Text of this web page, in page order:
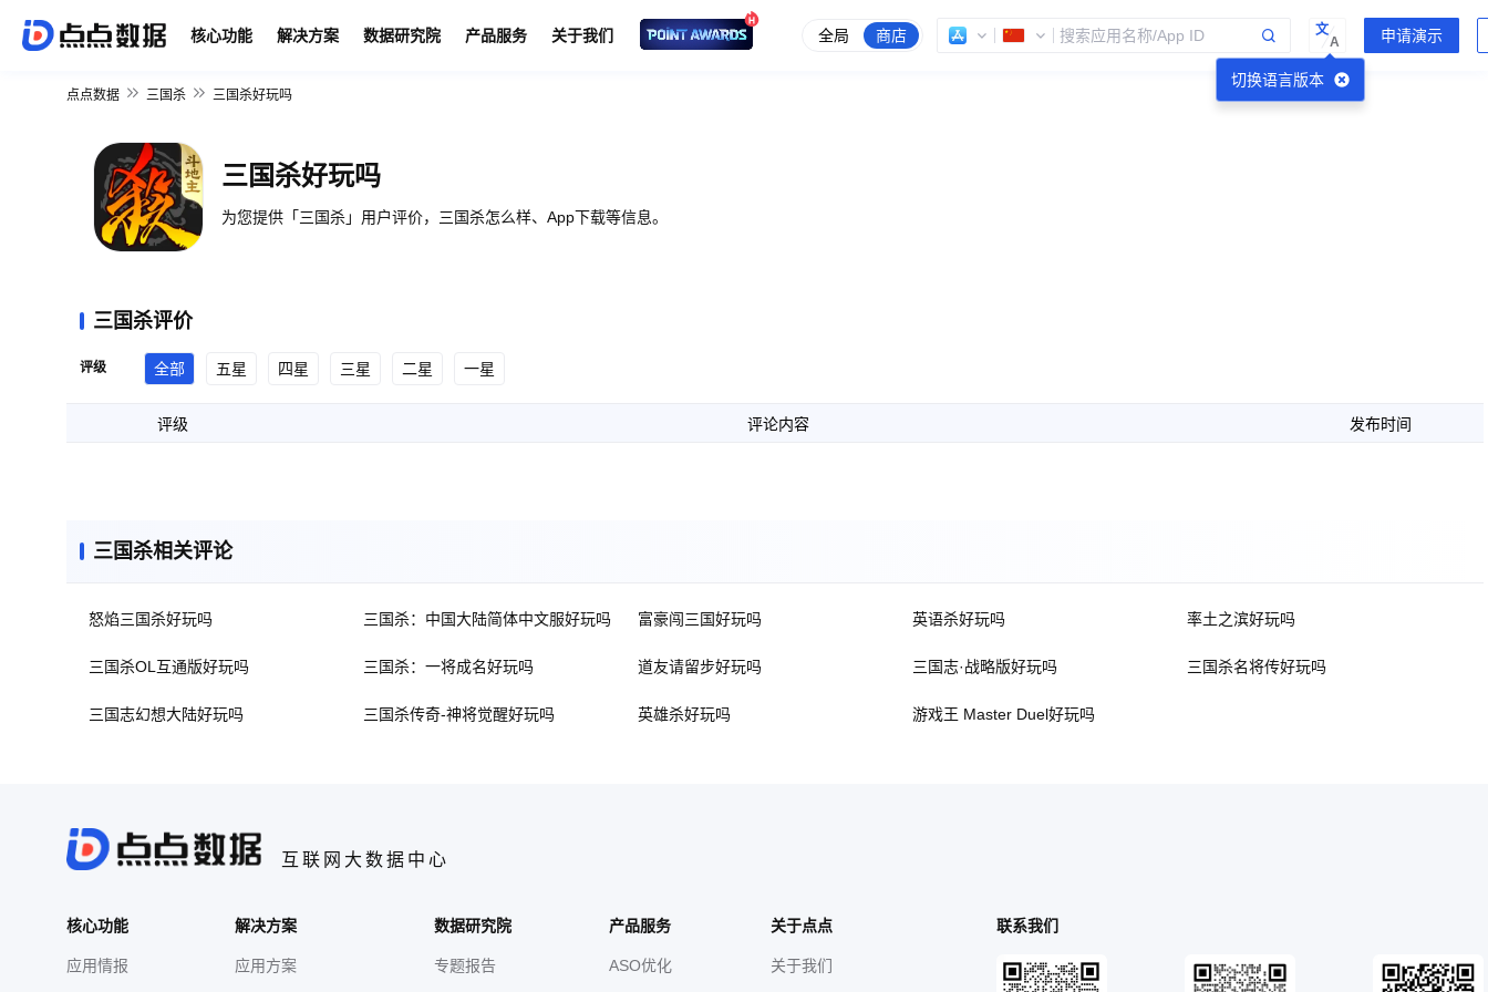
核心功能 解决方案 数据研究院 产品服务 关于我们 全局 商店
切换语言版本
文
A
点点数据 三国杀 三国杀好玩吗
三国杀好玩吗
为您提供「三国杀」用户评价，三国杀怎么样、App下载等信息。
三国杀评价
评级 全部 五星 四星 三星 二星 一星
评级 评论内容 发布时间
三国杀相关评论
怒焰三国杀好玩吗 三国杀：中国大陆简体中文服好玩吗 富豪闯三国好玩吗 英语杀好玩吗 率土之滨好玩吗
三国杀OL互通版好玩吗 三国杀：一将成名好玩吗 道友请留步好玩吗 三国志·战略版好玩吗 三国杀名将传好玩吗
三国志幻想大陆好玩吗 三国杀传奇-神将觉醒好玩吗 英雄杀好玩吗 游戏王 Master Duel好玩吗
互联网大数据中心
核心功能
应用情报
解决方案
应用方案
数据研究院
专题报告
产品服务
ASO优化
关于点点
关于我们
联系我们